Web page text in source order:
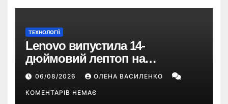
ТЕХНОЛОГІЇ
Lenovo випустила 14-
дюймовий лептоп на
Snapdragon X2 з автономністю
понад 33 години
06/08/2026 ОЛЕНА ВАСИЛЕНКО
КОМЕНТАРІВ НЕМАЄ